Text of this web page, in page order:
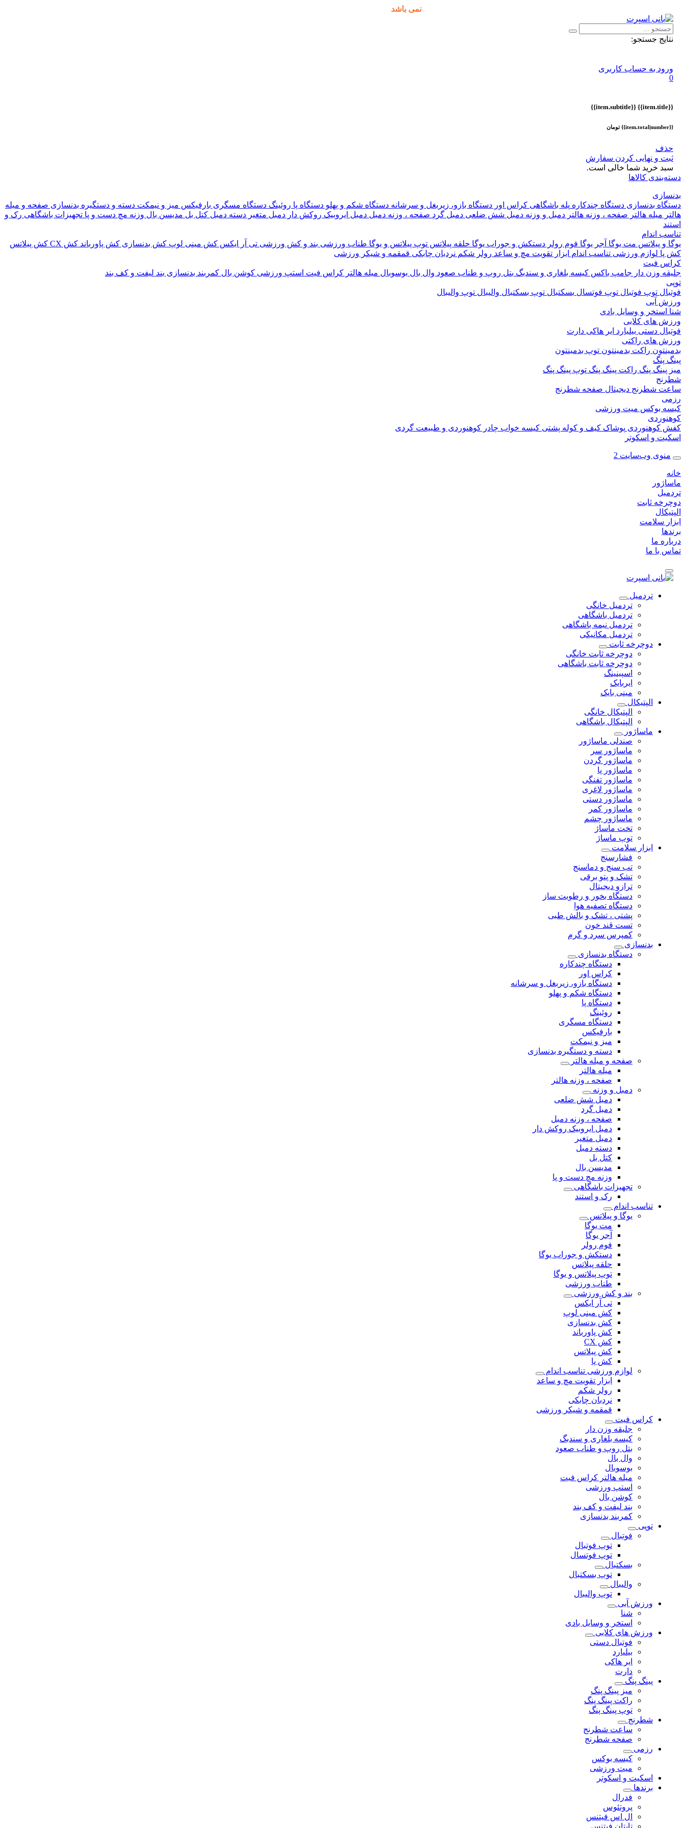
نمی باشد
نتایج جستجو:
ورود به حساب کاربری
0
{{item.title}}
{{item.subtitle}}
{{item.total|number}} تومان
حذف
ثبت و نهایی کردن سفارش
سبد خرید شما خالی است.
دسته‌بندی کالاها
بدنسازی
دستگاه بدنسازی دستگاه چندکاره پله باشگاهی کراس اور دستگاه بازو، زیربغل و سرشانه دستگاه شکم و پهلو دستگاه پا روئینگ دستگاه مسگری بارفیکس میز و نیمکت دسته و دستگیره بدنسازی صفحه و میله
هالتر میله هالتر صفحه ، وزنه هالتر دمبل و وزنه دمبل شش ضلعی دمبل گرد صفحه ، وزنه دمبل دمبل ایروبیک روکش دار دمبل متغیر دسته دمبل کتل بل مدیسن بال وزنه مچ دست و پا تجهیزات باشگاهی رک و
استند
تناسب اندام
یوگا و پیلاتس مت یوگا آجر یوگا فوم رولر دستکش و جوراب یوگا حلقه پیلاتس توپ پیلاتس و یوگا طناب ورزشی بند و کش ورزشی تی آر ایکس کش مینی لوپ کش بدنسازی کش پاورباند کش CX
کش پیلاتس
کش پا لوازم ورزشی تناسب اندام ابزار تقویت مچ و ساعد رولر شکم نردبان چابکی قمقمه و شیکر ورزشی
کراس فیت
جلیقه وزن دار جامپ باکس کیسه بلغاری و سندبگ بتل روپ و طناب صعود وال بال بوسوبال میله هالتر کراس فیت استپ ورزشی کوشن بال کمربند بدنسازی بند لیفت و کف بند
توپی
فوتبال توپ فوتبال توپ فوتسال بسکتبال توپ بسکتبال والیبال توپ والیبال
ورزش آبی
شنا استخر و وسایل بادی
ورزش های کلابی
فوتبال دستی بیلیارد ایر هاکی دارت
ورزش های راکتی
بدمینتون راکت بدمینتون توپ بدمینتون
پینگ پنگ
میز پینگ پنگ راکت پینگ پنگ توپ پینگ پنگ
شطرنج
ساعت شطرنج دیجیتال صفحه شطرنج
رزمی
کیسه بوکس میت ورزشی
کوهنوردی
کفش کوهنوردی پوشاک کیف و کوله پشتی کیسه خواب چادر کوهنوردی و طبیعت گردی
اسکیت و اسکوتر
منوی وب‌سایت 2
خانه
ماساژور
تردمیل
دوچرخه ثابت
الپتیکال
ابزار سلامت
برندها
درباره ما
تماس با ما
تردمیل
تردمیل خانگی
تردمیل باشگاهی
تردمیل نیمه باشگاهی
تردمیل مکانیکی
دوچرخه ثابت
دوچرخه ثابت خانگی
دوچرخه ثابت باشگاهی
اسپینینگ
ایربایک
مینی بایک
الپتیکال
الپتیکال خانگی
الپتیکال باشگاهی
ماساژور
صندلی ماساژور
ماساژور سر
ماساژور گردن
ماساژور پا
ماساژور تفنگی
ماساژور لاغری
ماساژور دستی
ماساژور کمر
ماساژور چشم
تخت ماساژ
توپ ماساژ
ابزار سلامت
فشارسنج
تب سنج و دماسنج
تشک و پتو برقی
ترازو دیجیتال
دستگاه بخور و رطوبت ساز
دستگاه تصفیه هوا
پشتی ، تشک و بالش طبی
تست قند خون
کمپرس سرد و گرم
بدنسازی
دستگاه بدنسازی
دستگاه چندکاره
کراس اور
دستگاه بازو، زیربغل و سرشانه
دستگاه شکم و پهلو
دستگاه پا
روئینگ
دستگاه مسگری
بارفیکس
میز و نیمکت
دسته و دستگیره بدنسازی
صفحه و میله هالتر
میله هالتر
صفحه ، وزنه هالتر
دمبل و وزنه
دمبل شش ضلعی
دمبل گرد
صفحه ، وزنه دمبل
دمبل ایروبیک روکش دار
دمبل متغیر
دسته دمبل
کتل بل
مدیسن بال
وزنه مچ دست و پا
تجهیزات باشگاهی
رک و استند
تناسب اندام
یوگا و پیلاتس
مت یوگا
آجر یوگا
فوم رولر
دستکش و جوراب یوگا
حلقه پیلاتس
توپ پیلاتس و یوگا
طناب ورزشی
بند و کش ورزشی
تی آر ایکس
کش مینی لوپ
کش بدنسازی
کش پاورباند
کش CX
کش پیلاتس
کش پا
لوازم ورزشی تناسب اندام
ابزار تقویت مچ و ساعد
رولر شکم
نردبان چابکی
قمقمه و شیکر ورزشی
کراس فیت
جلیقه وزن دار
کیسه بلغاری و سندبگ
بتل روپ و طناب صعود
وال بال
بوسوبال
میله هالتر کراس فیت
استپ ورزشی
کوشن بال
بند لیفت و کف بند
کمربند بدنسازی
توپی
فوتبال
توپ فوتبال
توپ فوتسال
بسکتبال
توپ بسکتبال
والیبال
توپ والیبال
ورزش آبی
شنا
استخر و وسایل بادی
ورزش های کلابی
فوتبال دستی
بیلیارد
ایر هاکی
دارت
پینگ پنگ
میز پینگ پنگ
راکت پینگ پنگ
توپ پینگ پنگ
شطرنج
ساعت شطرنج
صفحه شطرنج
رزمی
کیسه بوکس
میت ورزشی
اسکیت و اسکوتر
برندها
فدرال
پروتئوس
ال اس فیتنس